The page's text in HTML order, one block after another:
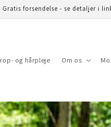
Gratis forsendelse - se detaljer i
og hårpleje Om os